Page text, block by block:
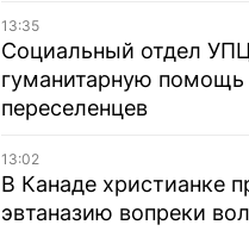
13:35
Социальный отдел
гуманитарную
переселенцев
13:02
В Канаде христианке
эвтаназию вопреки